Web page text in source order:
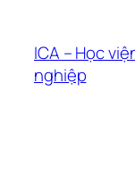
phầnICA – Học
nghiệp